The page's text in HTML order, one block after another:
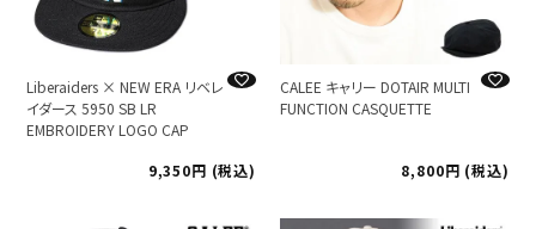
Liberaiders × NEW ERA リベレ
イダース 5950 SB LR
EMBROIDERY LOGO CAP
9,350
税込
CALEE キャリー DOTAIR MULTI
FUNCTION CASQUETTE
8,800 税込